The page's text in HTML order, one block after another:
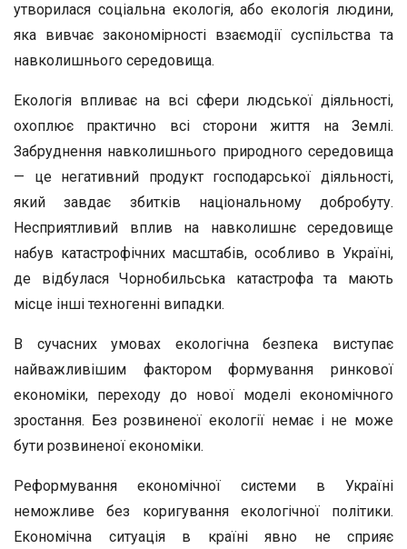
утворилася соціальна екологія, або екологія людини,
яка вивчає закономірності взаємодії суспільства та
навколишнього середовища.
Екологія впливає на всі сфери людської діяльності,
охоплює практично всі сторони життя на Землі.
Забруднення навколишнього природного середовища
— це негативний продукт господарської діяльності,
який завдає збитків національному добробуту.
Несприятливий вплив на навколишнє середовище
набув катастрофічних масштабів, особливо в Україні,
де відбулася Чорнобильська катастрофа та мають
місце інші техногенні випадки.
В сучасних умовах екологічна безпека виступає
найважливішим фактором формування ринкової
економіки, переходу до нової моделі економічного
зростання. Без розвиненої екології немає і не може
бути розвиненої економіки.
Реформування економічної системи в Україні
неможливе без коригування екологічної політики.
Економічна ситуація в країні явно не сприяє